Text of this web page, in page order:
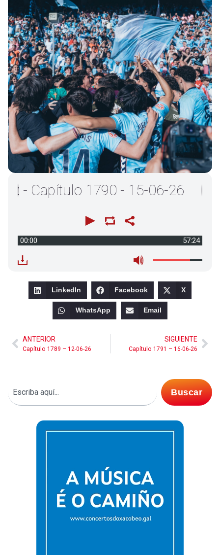
1790 - 15-06-26
00:00 57:24
LinkedIn Facebook X
WhatsApp Email
ANTERIOR
Capítulo 1789 – 12-06-26
SIGUIENTE
Capítulo 1791 – 16-06-26
Buscar